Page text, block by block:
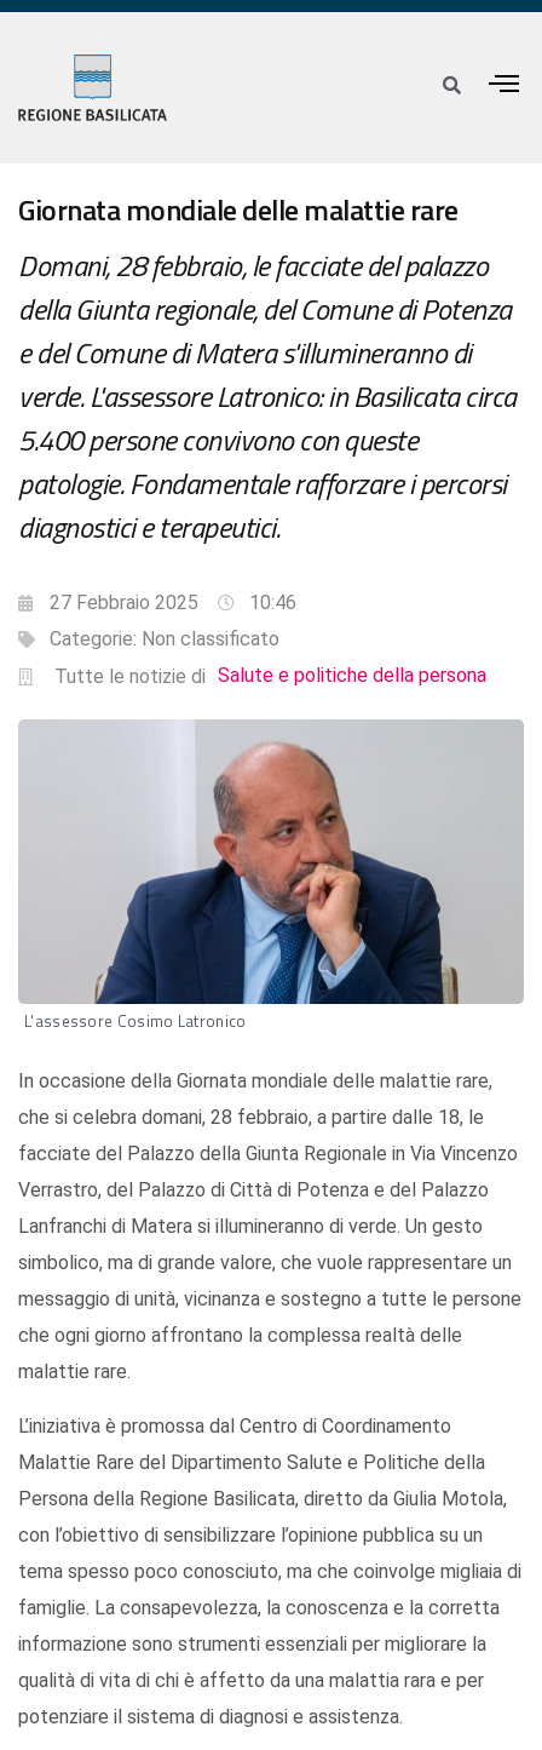
Giornata mondiale delle malattie rare
Domani, 28 febbraio, le facciate del palazzo
della Giunta regionale, del Comune di Potenza
e del Comune di Matera s'illumineranno di
verde. L'assessore Latronico: in Basilicata circa
5.400 persone convivono con queste
patologie. Fondamentale rafforzare i percorsi
diagnostici e terapeutici.
27 Febbraio 2025
10:46
Categorie: Non classificato
Tutte le notizie di Salute e politiche della persona
L'assessore Cosimo Latronico
In occasione della Giornata mondiale delle malattie rare,
che si celebra domani, 28 febbraio, a partire dalle 18, le
facciate del Palazzo della Giunta Regionale in Via Vincenzo
Verrastro, del Palazzo di Città di Potenza e del Palazzo
Lanfranchi di Matera si illumineranno di verde. Un gesto
simbolico, ma di grande valore, che vuole rappresentare un
messaggio di unità, vicinanza e sostegno a tutte le persone
che ogni giorno affrontano la complessa realtà delle
malattie rare.
L’iniziativa è promossa dal Centro di Coordinamento
Malattie Rare del Dipartimento Salute e Politiche della
Persona della Regione Basilicata, diretto da Giulia Motola,
con l’obiettivo di sensibilizzare l’opinione pubblica su un
tema spesso poco conosciuto, ma che coinvolge migliaia di
famiglie. La consapevolezza, la conoscenza e la corretta
informazione sono strumenti essenziali per migliorare la
qualità di vita di chi è affetto da una malattia rara e per
potenziare il sistema di diagnosi e assistenza.